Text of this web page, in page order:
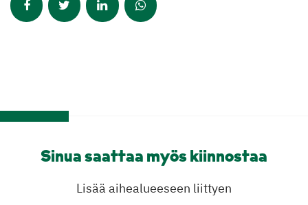
Sinua saattaa myös kiinnostaa
Lisää aihealueeseen liittyen